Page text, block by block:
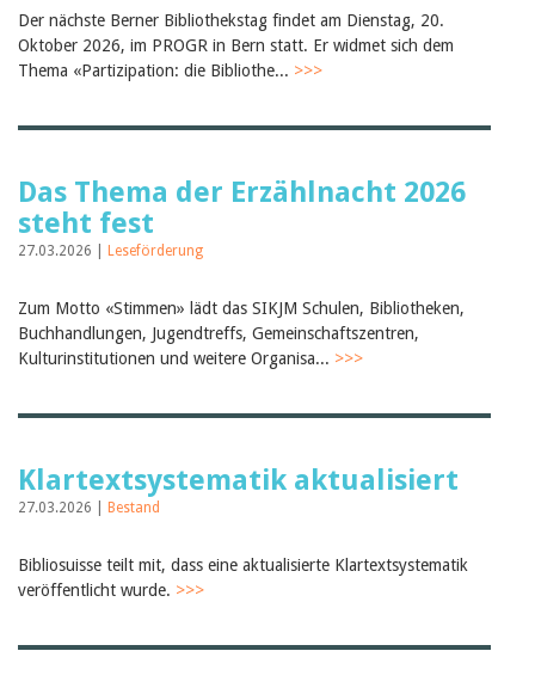
Der nächste Berner Bibliothekstag findet am Dienstag, 20.
Oktober 2026, im PROGR in Bern statt. Er widmet sich dem
Thema «Partizipation: die Bibliothe... >>>
Das Thema der Erzählnacht 2026
steht fest
27.03.2026 | Leseförderung
Zum Motto «Stimmen» lädt das SIKJM Schulen, Bibliotheken,
Buchhandlungen, Jugendtreffs, Gemeinschaftszentren,
Kulturinstitutionen und weitere Organisa... >>>
Klartextsystematik aktualisiert
27.03.2026 | Bestand
Bibliosuisse teilt mit, dass eine aktualisierte Klartextsystematik
veröffentlicht wurde. >>>